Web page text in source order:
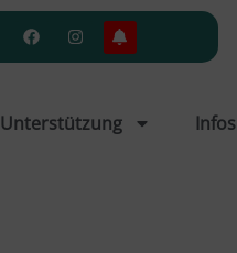
Unterstützung Infos